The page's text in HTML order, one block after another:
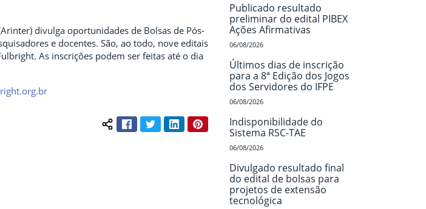
divulga oportunidades de Bolsas de Pós-
e docentes. São, ao todo, nove editais
As inscrições podem ser feitas até o dia
Compartilhar conteúdo:
FacebookTwitterLinkedInPinterest
Publicado resultado
preliminar do edital PIBEX
Ações Afirmativas
06/08/2026
Últimos dias de inscrição
para a 8ª Edição dos Jogos
dos Servidores do IFPE
06/08/2026
Indisponibilidade do
Sistema RSC-TAE
06/08/2026
Divulgado resultado final
do edital de bolsas para
projetos de extensão
tecnológica